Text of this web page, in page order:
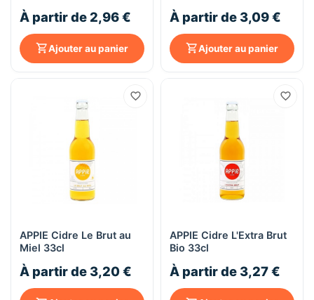
À partir de 2,96 €
Ajouter au panier
À partir de 3,09 €
Ajouter au panier
APPIE Cidre Le Brut au
Miel 33cl
À partir de 3,20 €
APPIE Cidre L'Extra Brut
Bio 33cl
À partir de 3,27 €